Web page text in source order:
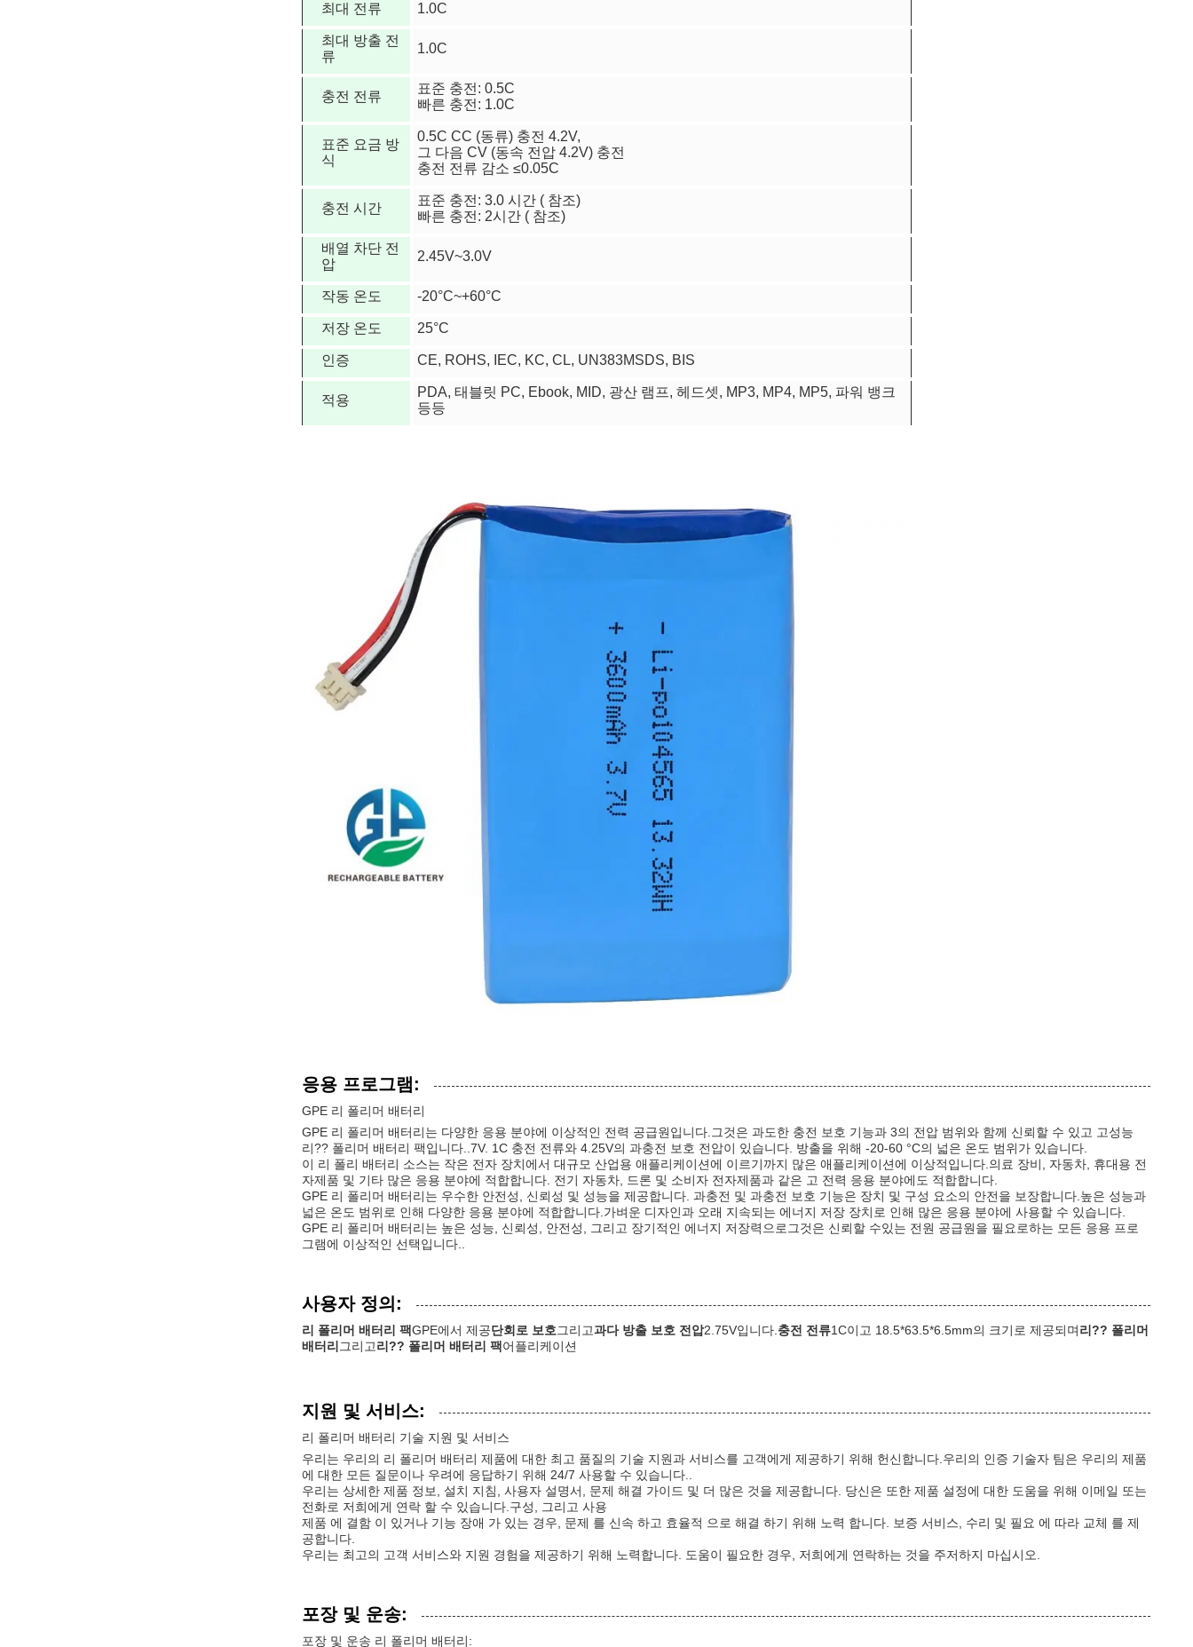
최대 전류 1.0C
최대 방출 전
류
1.0C
충전 전류
표준 충전: 0.5C
빠른 충전: 1.0C
표준 요금 방
식
0.5C CC (동류) 충전 4.2V,
그 다음 CV (동속 전압 4.2V) 충전
충전 전류 감소 ≤0.05C
충전 시간
표준 충전: 3.0 시간 ( 참조)
빠른 충전: 2시간 ( 참조)
배열 차단 전
압
2.45V~3.0V
작동 온도 -20°C~+60°C
저장 온도 25°C
인증 CE, ROHS, IEC, KC, CL, UN383MSDS, BIS
적용
PDA, 태블릿 PC, Ebook, MID, 광산 램프, 헤드셋, MP3, MP4, MP5, 파워 뱅크
등등
응용 프로그램:
GPE 리 폴리머 배터리
GPE 리 폴리머 배터리는 다양한 응용 분야에 이상적인 전력 공급원입니다.그것은 과도한 충전 보호 기능과 3의 전압 범위와 함께 신뢰할 수 있고 고성능
리?? 폴리머 배터리 팩입니다..7V. 1C 충전 전류와 4.25V의 과충전 보호 전압이 있습니다. 방출을 위해 -20-60 °C의 넓은 온도 범위가 있습니다.
이 리 폴리 배터리 소스는 작은 전자 장치에서 대규모 산업용 애플리케이션에 이르기까지 많은 애플리케이션에 이상적입니다.의료 장비, 자동차, 휴대용 전
자제품 및 기타 많은 응용 분야에 적합합니다. 전기 자동차, 드론 및 소비자 전자제품과 같은 고 전력 응용 분야에도 적합합니다.
GPE 리 폴리머 배터리는 우수한 안전성, 신뢰성 및 성능을 제공합니다. 과충전 및 과충전 보호 기능은 장치 및 구성 요소의 안전을 보장합니다.높은 성능과
넓은 온도 범위로 인해 다양한 응용 분야에 적합합니다.가벼운 디자인과 오래 지속되는 에너지 저장 장치로 인해 많은 응용 분야에 사용할 수 있습니다.
GPE 리 폴리머 배터리는 높은 성능, 신뢰성, 안전성, 그리고 장기적인 에너지 저장력으로그것은 신뢰할 수있는 전원 공급원을 필요로하는 모든 응용 프로
그램에 이상적인 선택입니다..
사용자 정의:
리 폴리머 배터리 팩GPE에서 제공단회로 보호그리고과다 방출 보호 전압2.75V입니다. 충전 전류1C이고 18.5*63.5*6.5mm의 크기로 제공되며리?? 폴리머
배터리 그리고리?? 폴리머 배터리 팩어플리케이션
지원 및 서비스:
리 폴리머 배터리 기술 지원 및 서비스
우리는 우리의 리 폴리머 배터리 제품에 대한 최고 품질의 기술 지원과 서비스를 고객에게 제공하기 위해 헌신합니다.우리의 인증 기술자 팀은 우리의 제품
에 대한 모든 질문이나 우려에 응답하기 위해 24/7 사용할 수 있습니다..
우리는 상세한 제품 정보, 설치 지침, 사용자 설명서, 문제 해결 가이드 및 더 많은 것을 제공합니다. 당신은 또한 제품 설정에 대한 도움을 위해 이메일 또는
전화로 저희에게 연락 할 수 있습니다.구성, 그리고 사용
제품 에 결함 이 있거나 기능 장애 가 있는 경우, 문제 를 신속 하고 효율적 으로 해결 하기 위해 노력 합니다. 보증 서비스, 수리 및 필요 에 따라 교체 를 제
공합니다.
우리는 최고의 고객 서비스와 지원 경험을 제공하기 위해 노력합니다. 도움이 필요한 경우, 저희에게 연락하는 것을 주저하지 마십시오.
포장 및 운송:
포장 및 운송 리 폴리머 배터리: